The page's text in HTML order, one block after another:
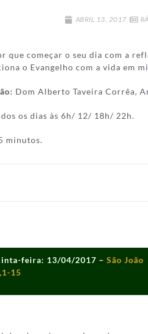
ABRIL 13, 2017
que começar o seu dia com a
o Evangelho com a vida em
Dom Alberto Taveira Corrêa,
os dias às 6h/ 12/ 18h/ 22h.
minutos.
feira: 13/04/2017 – São João
15